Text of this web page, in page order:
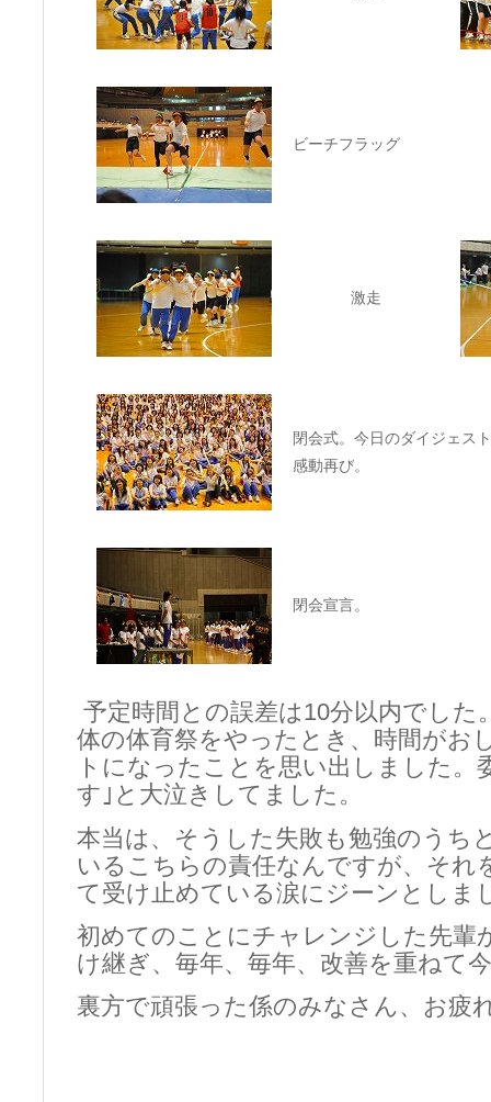
ビーチフラッグ
激走
閉会式。今日のダイジェス
感動再び。
閉会宣言。
予定時間との誤差は10分以内でした
体の体育祭をやったとき、時間がお
トになったことを思い出しました。
す｣と大泣きしてました。
本当は、そうした失敗も勉強のうち
いるこちらの責任なんですが、それ
て受け止めている涙にジーンとしま
初めてのことにチャレンジした先輩
け継ぎ、毎年、毎年、改善を重ねて
裏方で頑張った係のみなさん、お疲